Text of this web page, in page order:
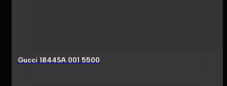
Gucci 1844SA 001 5500